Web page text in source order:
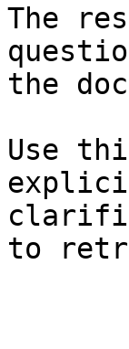
The
the
Use